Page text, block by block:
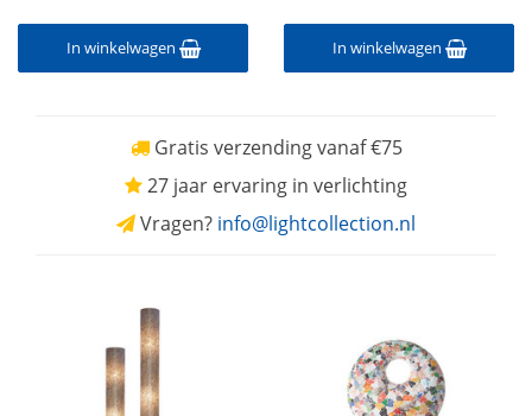
In winkelwagen In winkelwagen
Gratis verzending vanaf €75
27 jaar ervaring in verlichting
Vragen? info@lightcollection.nl